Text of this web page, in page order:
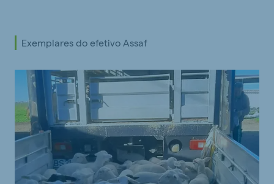
Exemplares do efetivo Assaf